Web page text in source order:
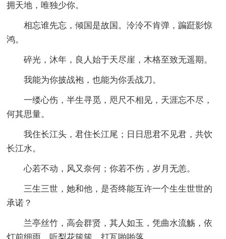
拥天地，唯独少你。
相忘谁先忘，倾国是故国。泠泠不肯弹，蹁跹影惊
鸿。
碎光，沐年，良人始于天尽崖，木格至致无遥期。
我能为你披战袍，也能为你丢战刀。
一缕心伤，半生寻觅，咫尺不相见，天涯忘不尽，
何其思量。
我住长江头，君住长江尾；日日思君不见君，共饮
长江水。
心若不动，风又奈何；你若不伤，岁月无恙。
三生三世，她和他，是否终能互许一个生生世世的
承诺？
兰亭丝竹，高会群贤，其人如玉，凭曲水流觞，依